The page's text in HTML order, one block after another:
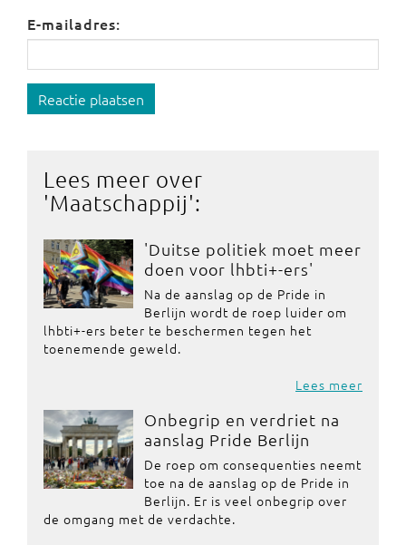
E-mailadres:
Reactie plaatsen
Lees meer over
'Maatschappij':
'Duitse politiek moet meer
doen voor lhbti+-ers'
Na de aanslag op de Pride in
Berlijn wordt de roep luider om
lhbti+-ers beter te beschermen tegen het
toenemende geweld.
Lees meer
Onbegrip en verdriet na
aanslag Pride Berlijn
De roep om consequenties neemt
toe na de aanslag op de Pride in
Berlijn. Er is veel onbegrip over
de omgang met de verdachte.